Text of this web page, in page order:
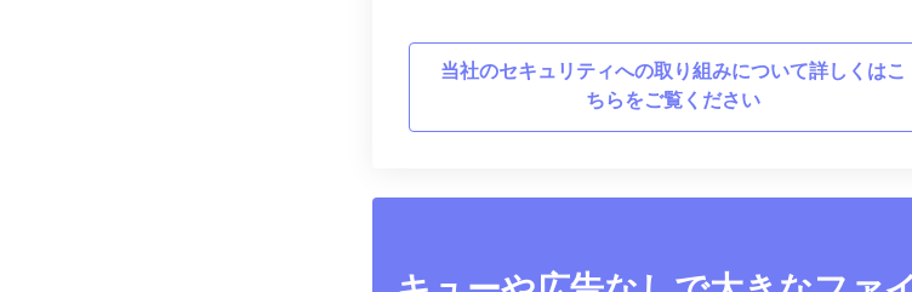
当社のセキュリティへの取り組みについて詳しくはこ
ちらをご覧ください